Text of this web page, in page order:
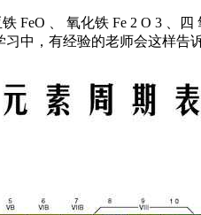
FeO 、 氧化铁 Fe 2 O 3 、
中，有经验的老师会这样告诉